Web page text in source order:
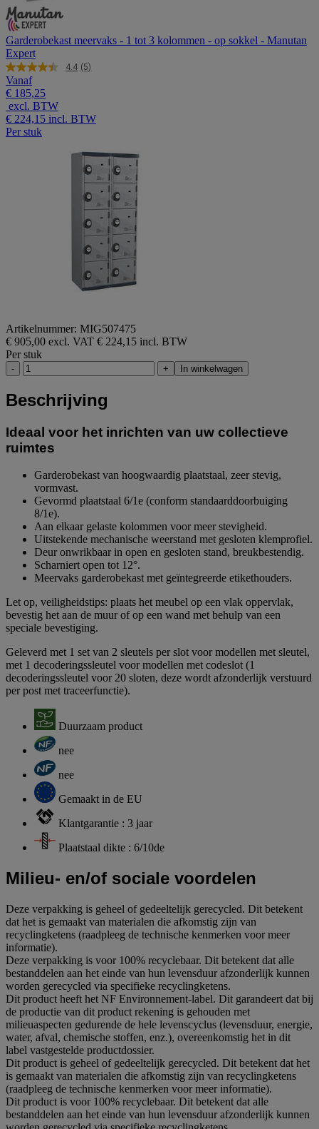
Garderobekast meervaks - 1 tot 3 kolommen - op sokkel - Manutan
Expert
4.4 Lees
paginalink.
(5)
Vanaf
€ 185,25
excl. BTW
€ 224,15 incl. BTW
Per stuk
Artikelnummer: MIG507475
€ 905,00 excl. VAT € 224,15 incl. BTW
Per stuk
- + In winkelwagen
Beschrijving
Ideaal voor het inrichten van uw collectieve
ruimtes
Garderobekast van hoogwaardig plaatstaal, zeer stevig,
vormvast.
Gevormd plaatstaal 6/1e (conform standaarddoorbuiging
8/1e).
Aan elkaar gelaste kolommen voor meer stevigheid.
Uitstekende mechanische weerstand met gesloten klemprofiel.
Deur onwrikbaar in open en gesloten stand, breukbestendig.
Scharniert open tot 12°.
Meervaks garderobekast met geïntegreerde etikethouders.
Let op, veiligheidstips: plaats het meubel op een vlak oppervlak,
bevestig het aan de muur of op een wand met behulp van een
speciale bevestiging.
Geleverd met 1 set van 2 sleutels per slot voor modellen met sleutel,
met 1 decoderingssleutel voor modellen met codeslot (1
decoderingssleutel voor 20 sloten, deze wordt afzonderlijk verstuurd
per post met traceerfunctie).
Duurzaam product
nee
nee
Gemaakt in de EU
Klantgarantie : 3 jaar
Plaatstaal dikte : 6/10de
Milieu- en/of sociale voordelen
Deze verpakking is geheel of gedeeltelijk gerecycled. Dit betekent
dat het is gemaakt van materialen die afkomstig zijn van
recyclingketens (raadpleeg de technische kenmerken voor meer
informatie).
Deze verpakking is voor 100% recyclebaar. Dit betekent dat alle
bestanddelen aan het einde van hun levensduur afzonderlijk kunnen
worden gerecycled via specifieke recyclingketens.
Dit product heeft het NF Environnement-label. Dit garandeert dat bij
de productie van dit product rekening is gehouden met
milieuaspecten gedurende de hele levenscyclus (levensduur, energie,
water, afval, chemische stoffen, enz.), overeenkomstig het in dit
label vastgestelde productdossier.
Dit product is geheel of gedeeltelijk gerecycled. Dit betekent dat het
is gemaakt van materialen die afkomstig zijn van recyclingketens
(raadpleeg de technische kenmerken voor meer informatie).
Dit product is voor 100% recyclebaar. Dit betekent dat alle
bestanddelen aan het einde van hun levensduur afzonderlijk kunnen